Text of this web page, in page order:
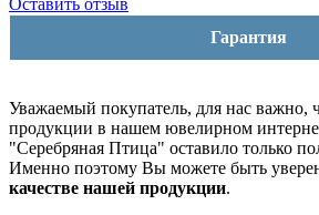
Оставить отзыв
Гарантия
Уважаемый покупатель, для нас важно,
продукции в нашем ювелирном
"Серебряная Птица" оставило только
Именно поэтому Вы можете быть
качестве нашей продукции.